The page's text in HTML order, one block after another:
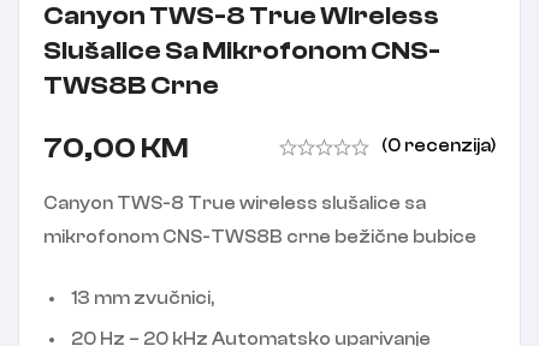
Canyon TWS-8 True Wireless
Slušalice Sa Mikrofonom CNS-
TWS8B Crne
70,00 KM (0 recenzija)
Canyon TWS-8 True wireless slušalice sa
mikrofonom CNS-TWS8B crne bežične bubice
13 mm zvučnici,
20 Hz – 20 kHz Automatsko uparivanje